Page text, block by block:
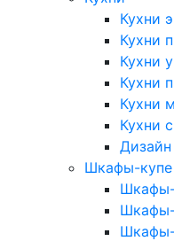
Кухни
Кухни
Кухни
Кухни
Кухни
Кухни
Дизайн
Шкафы-купе
Шкафы-